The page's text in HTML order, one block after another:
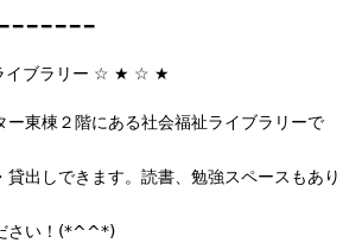
i
s
n
s
━ ━ ━ ━ ━ ━
ブラリー ☆ ★ ☆ ★
ー東棟２階にある社会福祉ライブラリーで
貸出しできます。読書、勉強スペースもあり
さい！(*^^*)